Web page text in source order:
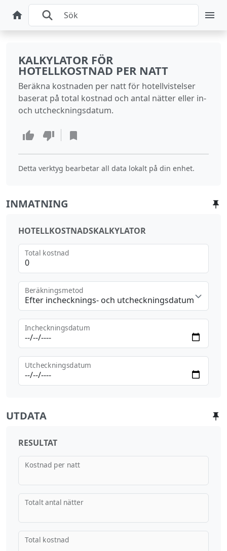
KALKYLATOR FÖR
HOTELLKOSTNAD PER NATT
Beräkna kostnaden per natt för hotellvistelser
baserat på total kostnad och antal nätter eller in‑
och utcheckningsdatum.
Detta verktyg bearbetar all data lokalt på din enhet.
INMATNING
HOTELLKOSTNADSKALKYLATOR
Total kostnad
Efter inchecknings- och utcheckningsdatum
Beräkningsmetod
Incheckningsdatum
Utcheckningsdatum
UTDATA
RESULTAT
Kostnad per natt
Totalt antal nätter
Total kostnad